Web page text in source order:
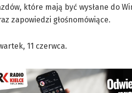
które mają być wysłane do
zapowiedzi głośnomówiące.
11 czerwca.